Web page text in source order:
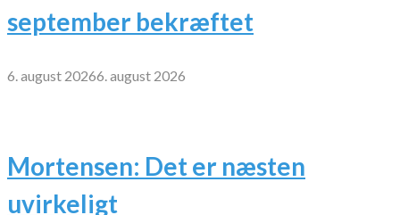
september bekræftet
6. august 20266. august 2026
Mortensen: Det er næsten
uvirkeligt